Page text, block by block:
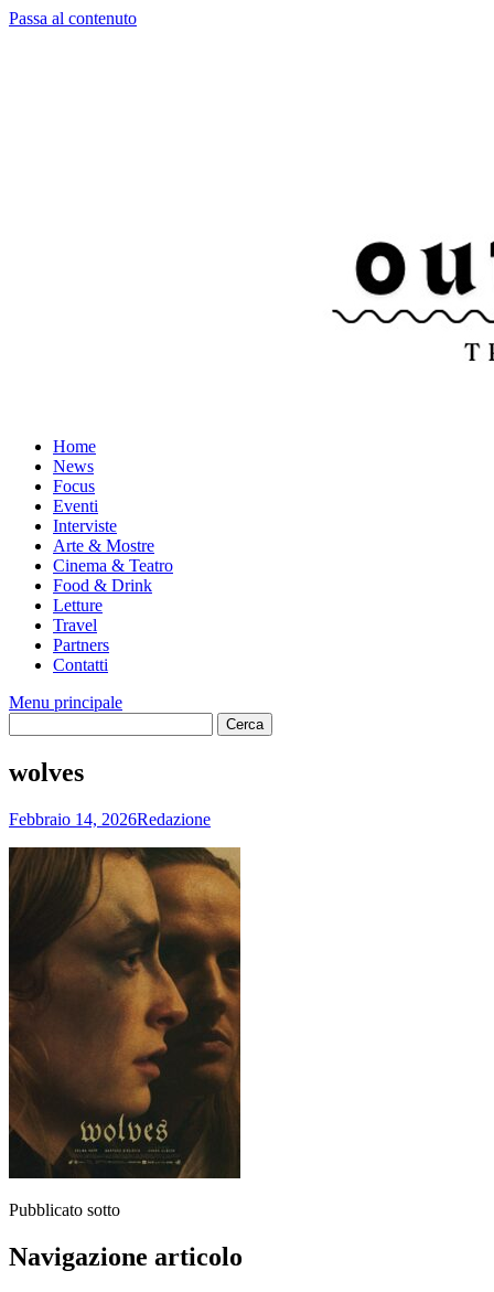
Passa al contenuto
Home
News
Focus
Eventi
Interviste
Arte & Mostre
Cinema & Teatro
Food & Drink
Letture
Travel
Partners
Contatti
Menu principale
wolves
Febbraio 14, 2026Redazione
Pubblicato sotto
Navigazione articolo